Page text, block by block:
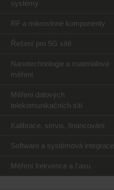
systémy
RF a mikrovlnné komponenty
Řešení pro 5G sítě
Nanotechnologie a materiálová
měření
Měření datových
telekomunikačních sítí
Kalibrace, servis, financování
Software a systémová integrace
Měření frekvence a času